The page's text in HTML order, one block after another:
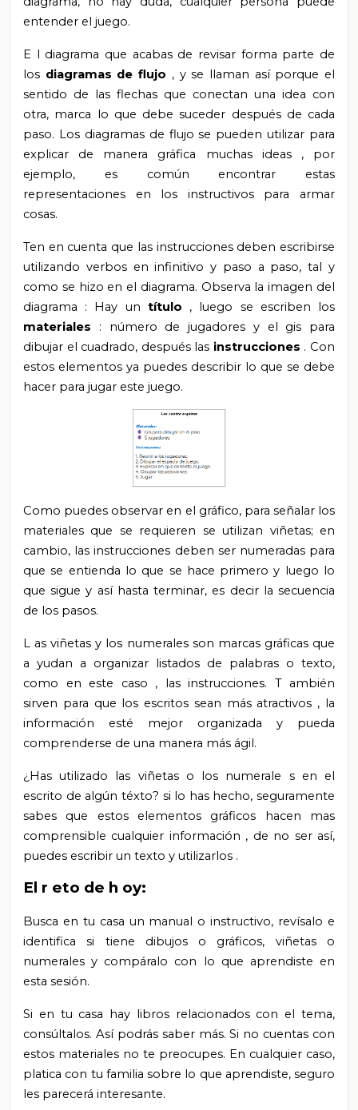
entender el juego.
E l diagrama que acabas de revisar forma parte de
los diagramas de flujo , y se llaman así porque el
sentido de las flechas que conectan una idea con
otra, marca lo que debe suceder después de cada
paso. Los diagramas de flujo se pueden utilizar para
explicar de manera gráfica muchas ideas , por
ejemplo, es común encontrar estas
representaciones en los instructivos para armar
cosas.
Ten en cuenta que las instrucciones deben escribirse
utilizando verbos en infinitivoy paso a paso,tal y
como se hizo en el diagrama. Observa la imagen del
diagrama : Hay un título , luego se escriben los
materiales : número de jugadores y el gis para
dibujar el cuadrado, después las instrucciones .Con
estos elementos ya puedes describir lo que se debe
hacer para jugar este juego.
Como puedes observar en el gráfico, para señalar los
materiales que se requieren se utilizan viñetas; en
cambio, las instrucciones deben ser numeradas para
que se entienda lo que se hace primero y luego lo
que sigue y así hasta terminar, es decir la secuencia
de los pasos.
L as viñetas y los numerales son marcas gráficas que
a yudan a organizar listados de palabras o texto,
como en este caso , las instrucciones. T ambién
sirven para que los escritos sean más atractivos , la
información esté mejor organizada y pueda
comprenderse de una manera más ágil.
¿Has utilizado las viñetas o los numerale s en el
escrito de algún téxto? si lo has hecho, seguramente
sabes que estos elementos gráficos hacen mas
comprensible cualquier información , de no ser así,
puedes escribir un texto y utilizarlos .
El r eto de h oy:
Busca en tu casa un manual o instructivo, revísalo e
identifica si tiene dibujos o gráficos, viñetas o
numerales y compáralo con lo que aprendiste en
esta sesión.
Si en tu casa hay libros relacionados con el tema,
consúltalos. Así podrás saber más. Si no cuentas con
estos materiales no te preocupes. En cualquier caso,
platica con tu familia sobre lo que aprendiste, seguro
les parecerá interesante.